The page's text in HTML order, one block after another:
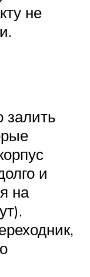
не
залить
и
на